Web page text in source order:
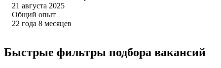
21 августа 2025
Общий опыт
22 года 8 месяцев
Быстрые фильтры подбора вакансий